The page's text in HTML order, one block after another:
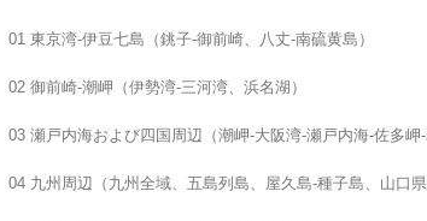
01 東京湾-伊豆七島（銚子-御前崎、八丈-南硫黄島）
02 御前崎-潮岬（伊勢湾-三河湾、浜名湖）
03 瀬戸内海および四国周辺（潮岬-大阪湾-瀬戸内海-佐多岬-
04 九州周辺（九州全域、五島列島、屋久島-種子島、山口